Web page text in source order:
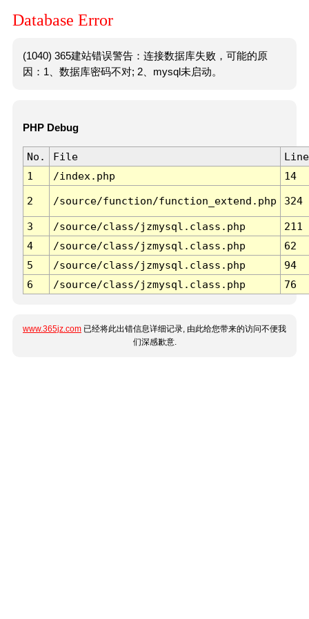
Database Error
(1040) 365建站错误警告：连接数据库失败，可能的原
因：1、数据库密码不对; 2、mysql未启动。
PHP Debug
No. File
Line
1
/index.php 14
2 /source/function/function_extend.php 324
3 /source/class/jzmysql.class.php
211
4
/source/class/jzmysql.class.php
62
5
/source/class/jzmysql.class.php
94
6
/source/class/jzmysql.class.php 76
www.365jz.com 已经将此出错信息详细记录, 由此给您带来的访问不便我
们深感歉意.